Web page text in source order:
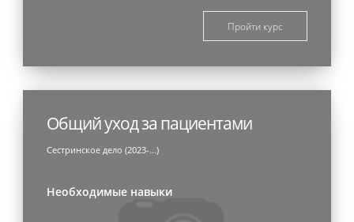
Пройти курс
Общий уход за пациентами
Сестринское дело (2023-...)
Необходимые навыки